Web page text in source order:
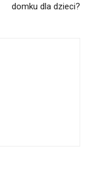
domku dla dzieci?